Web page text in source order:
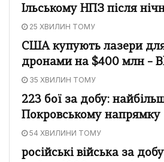
Ільському НПЗ після
25 ХВИЛИН ТОМУ
США купують лазери
дронами на $400 млн –
35 ХВИЛИН ТОМУ
223 бої за добу:
Покровському напрямку
54 ХВИЛИНИ ТОМУ
російські війська за